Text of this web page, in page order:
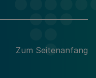
Zum Seitenanfang